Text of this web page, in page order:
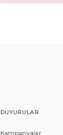
DUYURULAR
Kampanyalar